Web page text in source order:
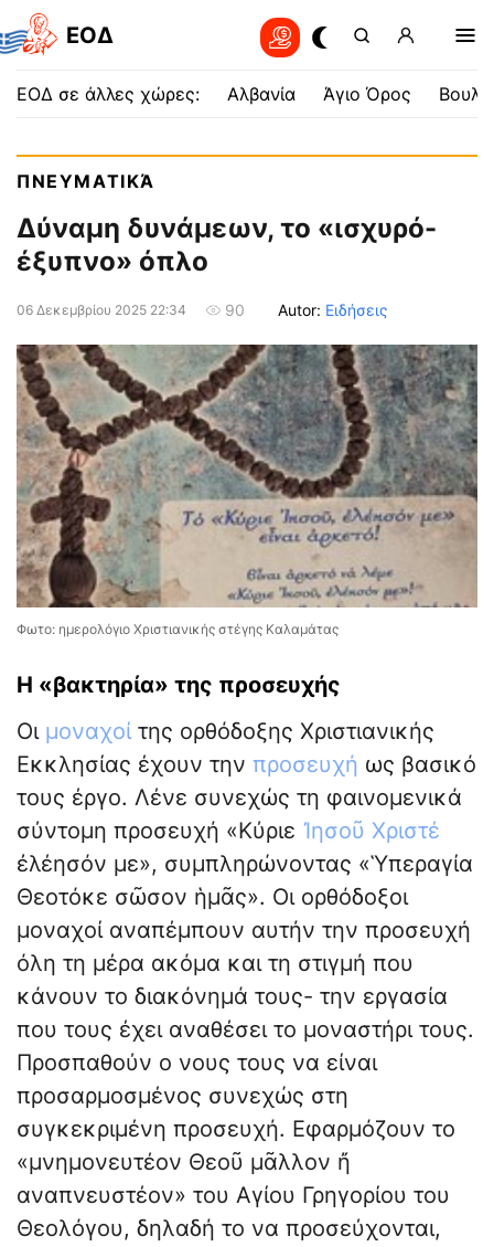
EOΔ
ΕΟΔ σε άλλες χώρες: Αλβανία Άγιο Όρος
ΠΝΕΥΜΑΤΙΚΆ
Δύναμη δυνάμεων, το «ισχυρό-
έξυπνο» όπλο
06 Δεκεμβρίου 2025 22:34 90 Autor: Ειδήσεις
Φωτο: ημερολόγιο Χριστιανικής στέγης Καλαμάτας
Η «βακτηρία» της προσευχής
Οι μοναχοί της ορθόδοξης Χριστιανικής
Εκκλησίας έχουν την προσευχή ως βασικό
τους έργο. Λένε συνεχώς τη φαινομενικά
σύντομη προσευχή «Κύριε Ἰησοῦ Χριστέ
ἐλέησόν με», συμπληρώνοντας «Ὑπεραγία
Θεοτόκε σῶσον ἡμᾶς». Οι ορθόδοξοι
μοναχοί αναπέμπουν αυτήν την προσευχή
όλη τη μέρα ακόμα και τη στιγμή που
κάνουν το διακόνημά τους- την εργασία
που τους έχει αναθέσει το μοναστήρι τους.
Προσπαθούν ο νους τους να είναι
προσαρμοσμένος συνεχώς στη
συγκεκριμένη προσευχή. Εφαρμόζουν το
«μνημονευτέον Θεοῦ μᾶλλον ἤ
αναπνευστέον» του Αγίου Γρηγορίου του
Θεολόγου, δηλαδή το να προσεύχονται,